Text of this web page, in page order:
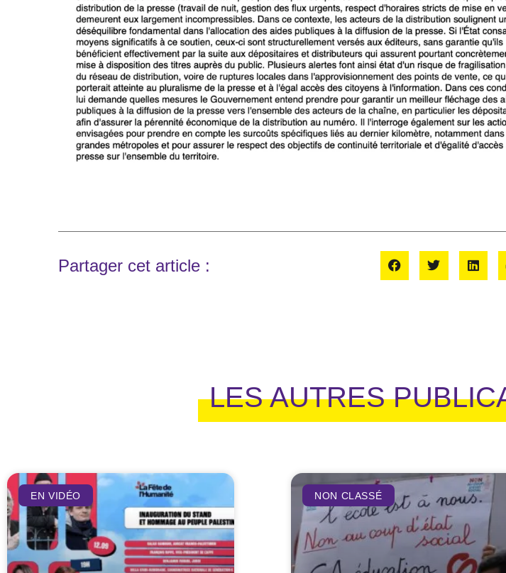
Partager cet article :
LES AUTRES
EN VIDÉO NON CLASSÉ